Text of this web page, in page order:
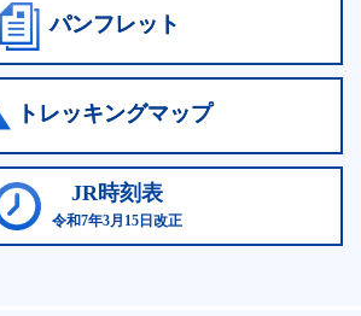
パンフレット
トレッキングマップ
JR時刻表
令和7年3月15日改正